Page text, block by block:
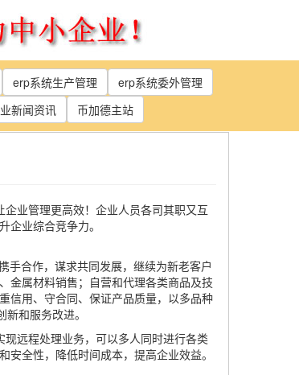
erp系统生产管理
erp系统委外管理
新闻资讯 币加德主站
业管理更高效！企业人员各司其职又互
业综合竞争力。
手合作，谋求共同发展，继续为新老客户
金属材料销售；自营和代理各类商品及技
信用、守合同、保证产品质量，以多品种
和服务改进。
远程处理业务，可以多人同时进行各类
全性，降低时间成本，提高企业效益。